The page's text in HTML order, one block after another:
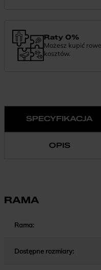
Raty 0%
Możesz kupić
kosztów.
SPECYFIKACJA
OPIS
RAMA
Rama:
Dostępne rozmiary: